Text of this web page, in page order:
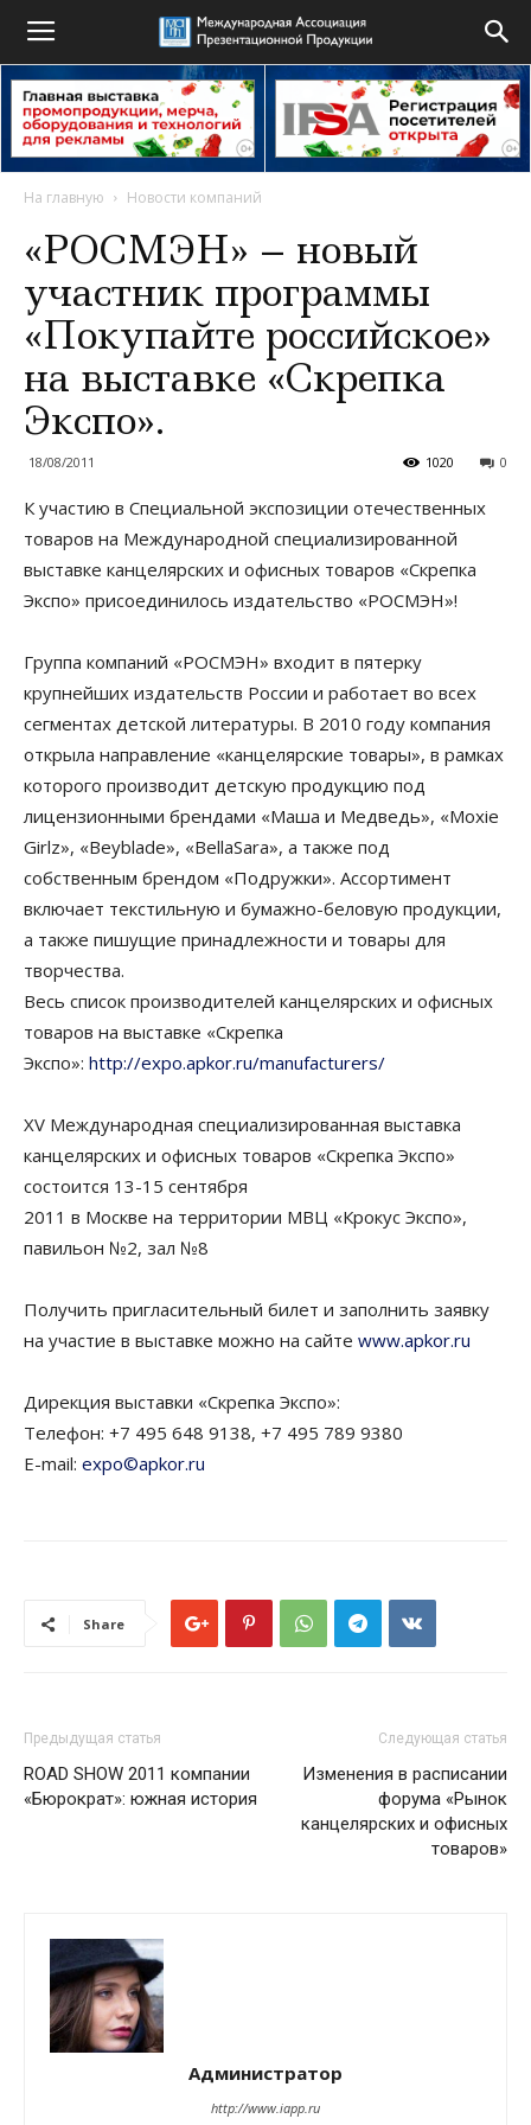
На главную Новости компаний
«РОСМЭН» – новый
участник программы
«Покупайте российское»
на выставке «Скрепка
Экспо».
18/08/2011 0
1020
К участию в Специальной экспозиции отечественных
товаров на Международной специализированной
выставке канцелярских и офисных товаров «Скрепка
Экспо» присоединилось издательство «РОСМЭН»!
Группа компаний «РОСМЭН» входит в пятерку
крупнейших издательств России и работает во всех
сегментах детской литературы. В 2010 году компания
открыла направление «канцелярские товары», в рамках
которого производит детскую продукцию под
лицензионными брендами «Маша и Медведь», «Moxie
Girlz», «Beyblade», «BellaSara», а также под
собственным брендом «Подружки». Ассортимент
включает текстильную и бумажно-беловую продукции,
а также пишущие принадлежности и товары для
творчества.
Весь список производителей канцелярских и офисных
товаров на выставке «Скрепка
Экспо»: http://expo.apkor.ru/manufacturers/
XV Международная специализированная выставка
канцелярских и офисных товаров «Скрепка Экспо»
состоится 13-15 сентября
2011 в Москве на территории МВЦ «Крокус Экспо»,
павильон №2, зал №8
Получить пригласительный билет и заполнить заявку
на участие в выставке можно на сайте www.apkor.ru
Дирекция выставки «Скрепка Экспо»:
Телефон: +7 495 648 9138, +7 495 789 9380
E-mail: expo©apkor.ru
Share
Предыдущая статья
ROAD SHOW 2011 компании
«Бюрократ»: южная история
Следующая статья
Изменения в расписании
форума «Рынок
канцелярских и офисных
товаров»
Администратор
http://www.iapp.ru